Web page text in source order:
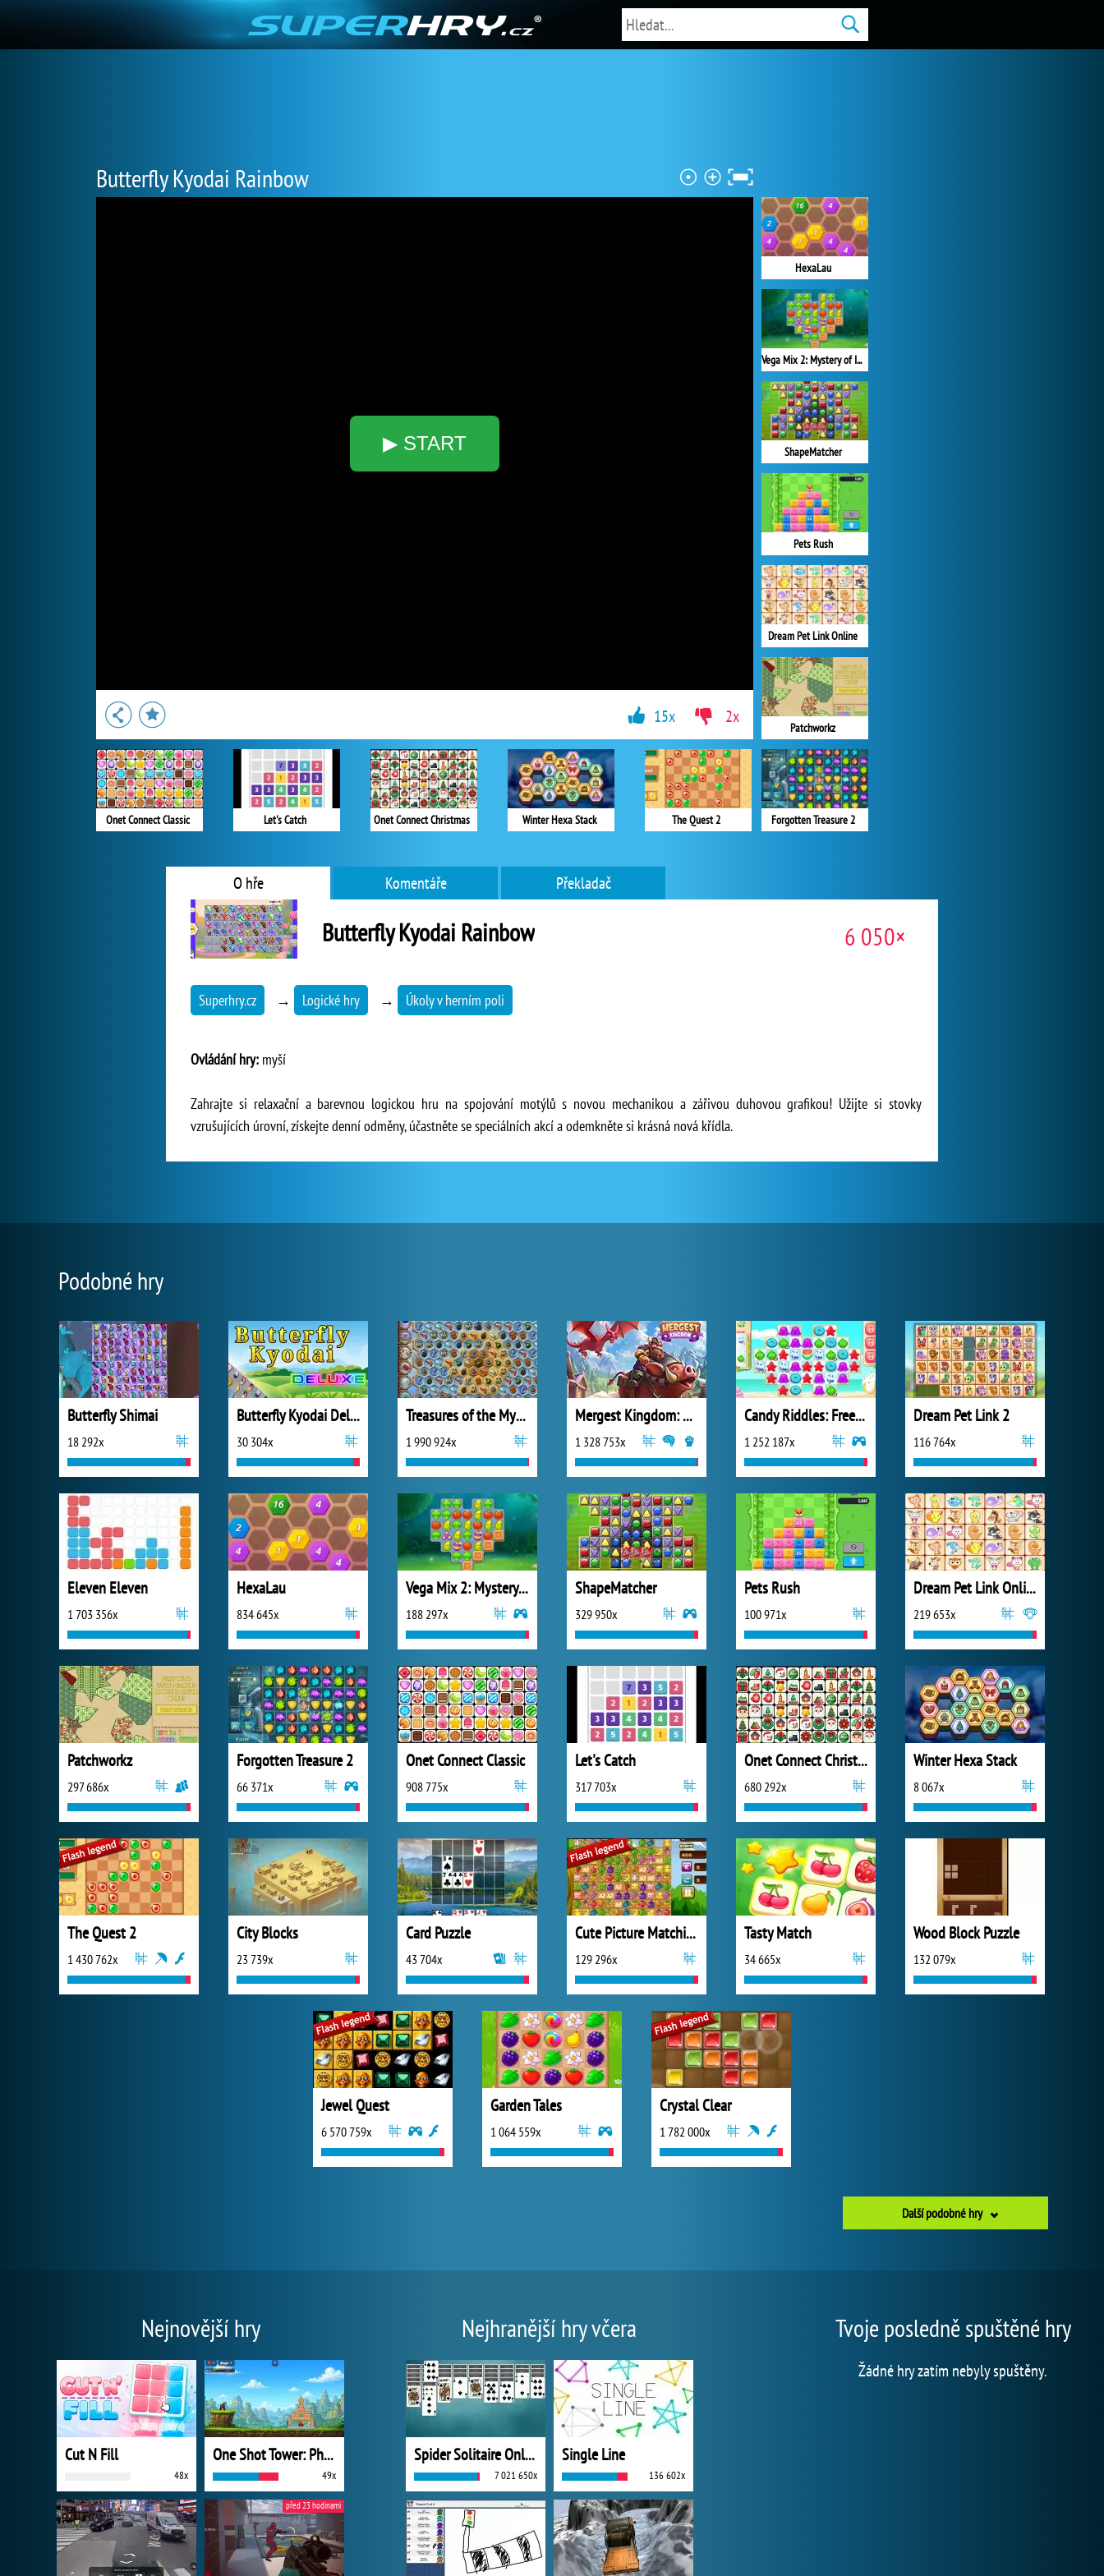
Butterfly Kyodai Rainbow
▶ START
HexaLau
Vega Mix 2: Mystery of Island
ShapeMatcher
Pets Rush
Dream Pet Link Online
Patchworkz
Forgotten Treasure 2
Onet Connect Classic Let's Catch Onet Connect Christmas Winter Hexa Stack The Quest 2
15x 2x
O hře Komentáře Překladač
Butterfly Kyodai Rainbow 6 050×
Superhry.cz → Logické hry → Úkoly v herním poli
Ovládání hry: myší
Zahrajte si relaxační a barevnou logickou hru na spojování motýlů s novou mechanikou a zářivou duhovou grafikou! Užijte si stovky
vzrušujících úrovní, získejte denní odměny, účastněte se speciálních akcí a odemkněte si krásná nová křídla.
Podobné hry
Butterfly Shimai
18 292x
Butterfly Kyodai Deluxe
30 304x
Treasures of the Mystic Sea
1 990 924x
Mergest Kingdom: Merge Puzzle
1 328 753x
Candy Riddles: Free Match 3 Puzzle
1 252 187x
Dream Pet Link 2
116 764x
Eleven Eleven
1 703 356x
HexaLau
834 645x
Vega Mix 2: Mystery of Island
188 297x
ShapeMatcher
329 950x
Pets Rush
100 971x
Dream Pet Link Online
219 653x
Patchworkz
297 686x
Forgotten Treasure 2
66 371x
Onet Connect Classic
908 775x
Let's Catch
317 703x
Onet Connect Christmas
680 292x
Winter Hexa Stack
8 067x
The Quest 2
1 430 762x
City Blocks
23 739x
Card Puzzle
43 704x
Cute Picture Matching
129 296x
Tasty Match
34 665x
Wood Block Puzzle
132 079x
Jewel Quest
6 570 759x
Garden Tales
1 064 559x
Crystal Clear
1 782 000x
Další podobné hry
Nejnovější hry
Cut N Fill
48x
One Shot Tower: Physics Destroyer
49x
před 23 hodinami
Nejhranější hry včera
Spider Solitaire Online
7 021 650x
Single Line
136 602x
Tvoje posledně spuštěné hry
Žádné hry zatím nebyly spuštěny.